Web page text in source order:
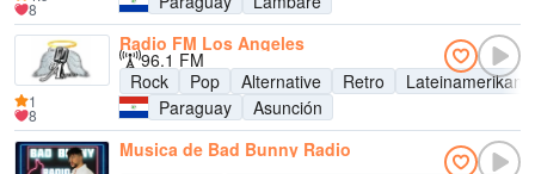
8
Radio FM Los Angeles
96.1 FM
Rock
Pop Alternative Retro
Paraguay
Asunción
1
8
Musica de Bad Bunny Radio